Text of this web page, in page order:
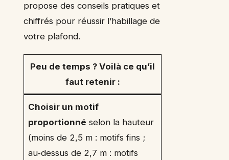
propose des conseils pratiques et
chiffrés pour réussir l’habillage de
votre plafond.
Peu de temps ? Voilà ce qu’il
faut retenir :
Choisir un motif
proportionné selon la hauteur
(moins de 2,5 m : motifs fins ;
au‑dessus de 2,7 m : motifs